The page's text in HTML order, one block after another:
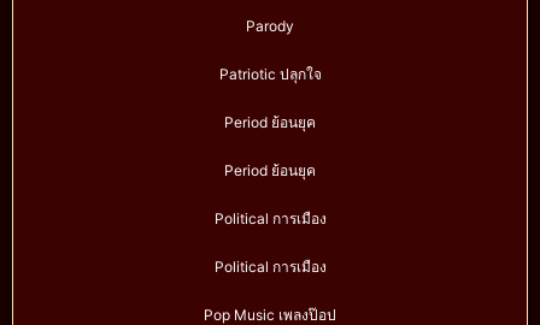
Parody
Patriotic ปลุกใจ
Period ย้อนยุค
Period ย้อนยุค
Political การเมือง
Political การเมือง
Pop Music เพลงป๊อป